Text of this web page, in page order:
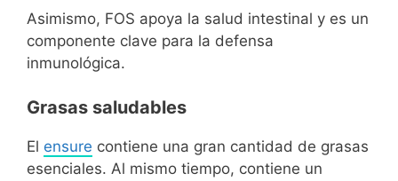
Asimismo, FOS apoya la salud intestinal y es un
componente clave para la defensa
inmunológica.
Grasas saludables
El ensure contiene una gran cantidad de grasas
esenciales. Al mismo tiempo, contiene un